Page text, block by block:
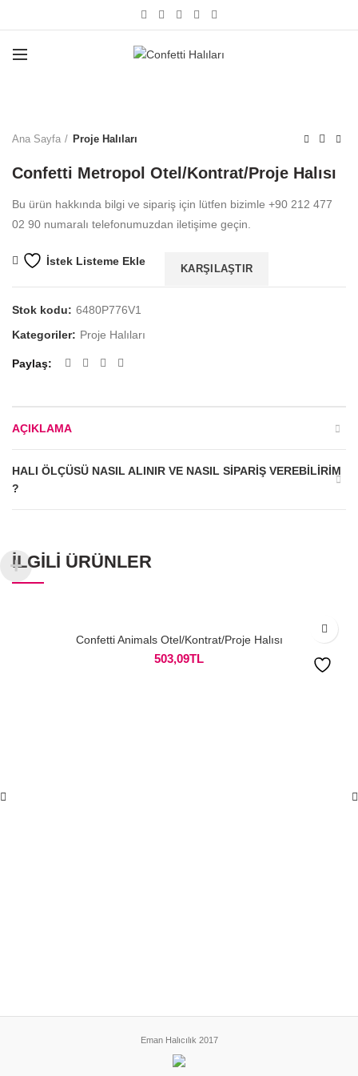
Ana Sayfa Proje Halıları
Confetti Metropol Otel/Kontrat/Proje Halısı
Bu ürün hakkında bilgi ve sipariş için lütfen bizimle +90 212 477
02 90 numaralı telefonumuzdan iletişime geçin.
İstek Listeme Ekle
KARŞILAŞTIR
Stok kodu: 6480P776V1
Kategoriler: Proje Halıları
Paylaş
AÇIKLAMA
HALI ÖLÇÜSÜ NASIL ALINIR VE NASIL SIPARIŞ VEREBILIRIM
?
İLGILI ÜRÜNLER
Confetti Animals Otel/Kontrat/Proje Halısı
503,09TL
Eman Halıcılık 2017